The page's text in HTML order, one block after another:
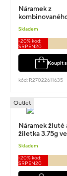
Náramek z
Skladem
-20% kód:
SRPEN20
Koupit
kód: R27022611635
Outlet
Náramek žluté
žiletka 3.75g
Skladem
-20% kód:
SRPEN20